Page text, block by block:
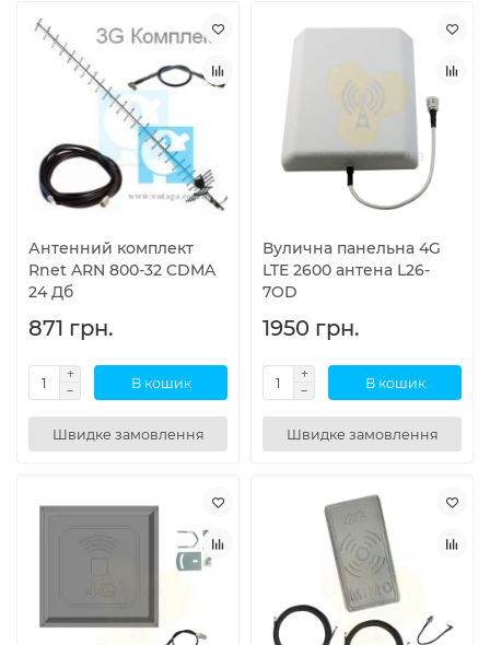
Антенний комплект
Rnet ARN 800-32 CDMA
24 Дб
871 грн.
В кошик
Швидке замовлення
Вулична панельна 4G
LTE 2600 антена L26-
7OD
1950 грн.
В кошик
Швидке замовлення